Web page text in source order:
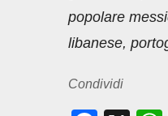
popolare
libanese,
Condividi